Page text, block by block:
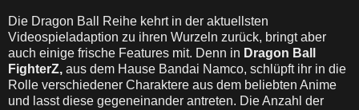
Die Dragon Ball Reihe kehrt in der aktuellsten
Videospieladaption zu ihren Wurzeln zurück, bringt aber
auch einige frische Features mit. Denn in Dragon Ball
FighterZ, aus dem Hause Bandai Namco, schlüpft ihr in die
Rolle verschiedener Charaktere aus dem beliebten Anime
und lasst diese gegeneinander antreten. Die Anzahl der